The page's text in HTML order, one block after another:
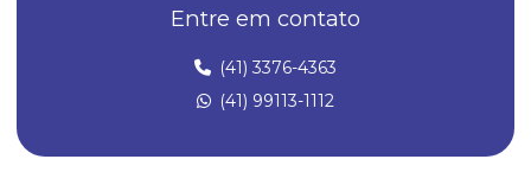
Borrachas automotivas curitiba
Diafragma de borracha
Empresa de artefatos de borracha
Entre em contato
(41) 3376-4363
(41) 99113-1112